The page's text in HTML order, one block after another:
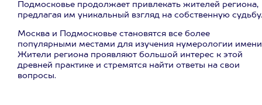
Подмосковье продолжает привлекать жителей региона,
предлагая им уникальный взгляд на собственную судьбу.
Москва и Подмосковье становятся все более
популярными местами для изучения нумерологии
Жители региона проявляют большой интерес к этой
древней практике и стремятся найти ответы на свои
вопросы.